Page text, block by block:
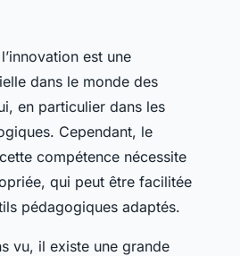
est une
dans le monde des
en particulier dans les
Cependant, le
compétence nécessite
qui peut être facilitée
pédagogiques adaptés.
vu, il existe une grande